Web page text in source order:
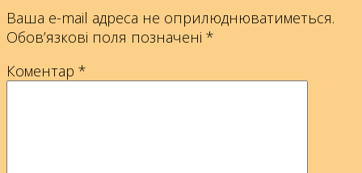
Ваша e-mail адреса не оприлюднюватиметься.
Обов’язкові поля позначені *
Коментар *